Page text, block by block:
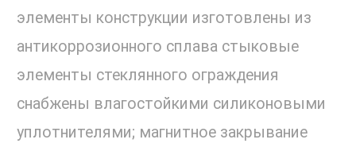
элементы конструкции изготовлены из
антикоррозионного сплава стыковые
элементы стеклянного ограждения
снабжены влагостойкими силиконовыми
уплотнителями; магнитное закрывание